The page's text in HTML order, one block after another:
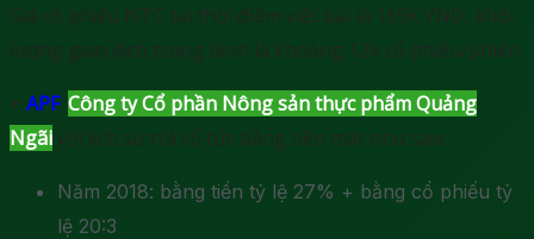
Giá cổ phiếu NTC tại thời điểm viết bài là 169k VNĐ, khối
lượng giao dịch trung bình là khoảng 12k cổ phiếu/phiên.
+ APF: Công ty Cổ phần Nông sản thực phẩm Quảng
Ngãivới lịch sử trả cổ tức bằng tiền mặt như sau:
Năm 2018: bằng tiền tỷ lệ 27% + bằng cổ phiếu tỷ
lệ 20:3